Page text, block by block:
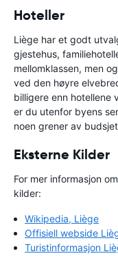
Hoteller
Liège har et godt
gjestehus,
mellomklassen, men
ved den høyre
billigere enn hotellene
er du utenfor byens
noen grener av
Eksterne Kilder
For mer informasjon
kilder:
Wikipedia, Liège
Offisiell webside
Turistinformasjon